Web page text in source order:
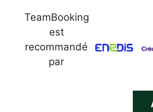
TeamBooking
est
recommandé
par